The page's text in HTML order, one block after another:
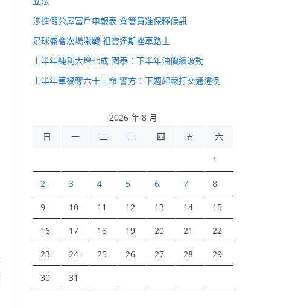
涉造假公屋富戶申報表 倉管員准保釋候訊
足球盛會次場激戰 祖雲達斯挫車路士
上半年純利大增七成 國泰：下半年油價續波動
上半年車禍奪六十三命 警方：下週起嚴打交通違例
2026 年 8 月
日
一 二 三 四 五 六
1
2 3 4 5 6 7 8
9 10 11 12 13 14 15
16 17 18 19 20 21 22
23 24 25 26 27 28 29
30 31